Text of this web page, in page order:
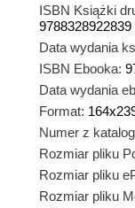
ISBN Książki
9788328922839
Data wydania
ISBN Ebooka:
Data wydania
Format:
Numer z
Rozmiar pliku
Rozmiar pliku
Rozmiar pliku